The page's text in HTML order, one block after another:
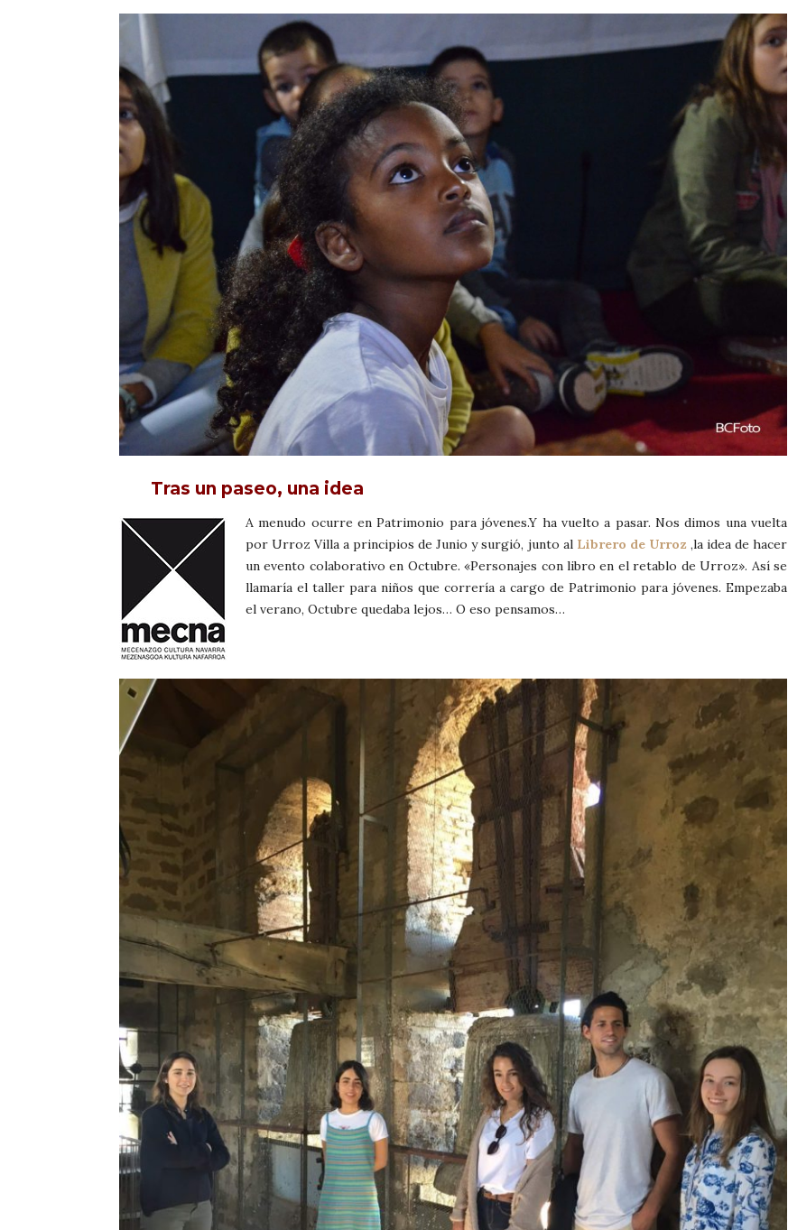
Tras un paseo, una idea
A menudo ocurre en Patrimonio para jóvenes.Y ha vuelto a pasar. Nos dimos una vuelta
por Urroz Villa a principios de Junio y surgió, junto al Librero de Urroz ,la idea de hacer
un evento colaborativo en Octubre. «Personajes con libro en el retablo de Urroz». Así se
llamaría el taller para niños que correría a cargo de Patrimonio para jóvenes. Empezaba
el verano, Octubre quedaba lejos… O eso pensamos…